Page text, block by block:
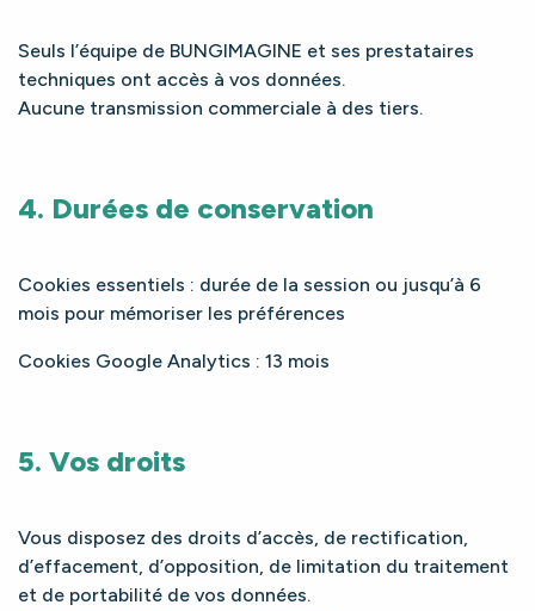
Seuls l’équipe de BUNGIMAGINE et ses prestataires
techniques ont accès à vos données.
Aucune transmission commerciale à des tiers.
4. Durées de conservation
Cookies essentiels : durée de la session ou jusqu’à 6
mois pour mémoriser les préférences
Cookies Google Analytics : 13 mois
5. Vos droits
Vous disposez des droits d’accès, de rectification,
d’effacement, d’opposition, de limitation du traitement
et de portabilité de vos données.